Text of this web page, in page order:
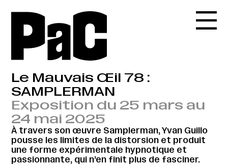
Le Mauvais Œil 78 :
SAMPLERMAN
Exposition du 25 mars au
24 mai 2025
À travers son œuvre Samplerman, Yvan Guillo
pousse les limites de la distorsion et produit
une forme expérimentale hypnotique et
passionnante, qui n’en finit plus de fasciner.